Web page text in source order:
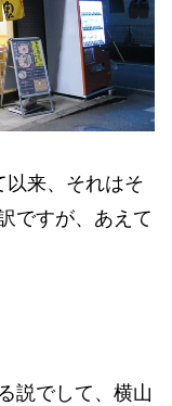
以来、それはそ
ですが、あえて
説でして、横山